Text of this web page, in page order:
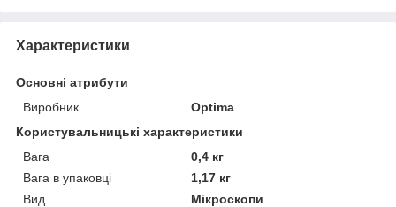
Характеристики
Основні атрибути
Виробник
Optima
Користувальницькі характеристики
Вага
0,4 кг
Вага в упаковці
1,17 кг
Вид
Мікроскопи